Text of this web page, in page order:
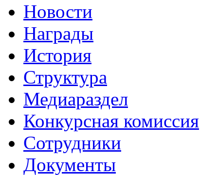
Новости
Награды
История
Структура
Медиараздел
Конкурсная комиссия
Сотрудники
Документы